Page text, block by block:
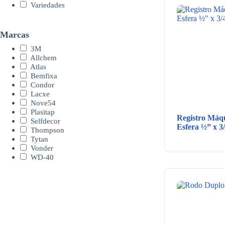
Registro
Esfera ½” x
Variedades
Marcas
3M
Allchem
Atlas
Bemfixa
Condor
Lacxe
Nove54
Plasitap
Selfdecor
Thompson
Tytan
Vonder
WD-40